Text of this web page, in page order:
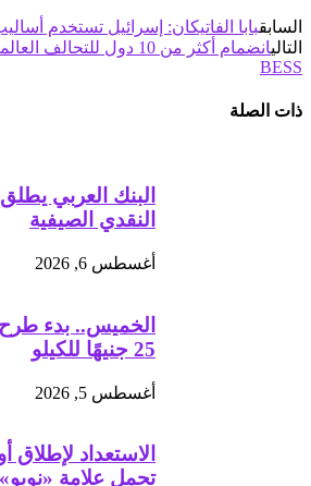
السابقبابا الفاتيكان: إسرائيل تستخدم
التالي
انضمام أكثر من 10 دول
BESS
ذات الصلة
البنك العربي
النقدي الصيفية
أغسطس 6, 2026
الخميس.. بدء
25 جنيهًا للكيلو
أغسطس 5, 2026
الاستعداد
تحمل علامة